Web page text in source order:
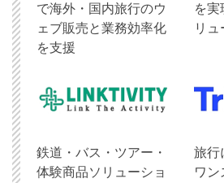
で海外・国内旅行のウ
ェブ販売と業務効率化
を支援
を実
リ
鉄道・バス・ツアー・
体験商品ソリューショ
旅行
ワン